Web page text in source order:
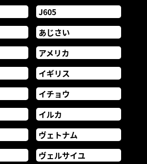
J605
あじさい
アメリカ
イギリス
イチョウ
イルカ
ヴェトナム
ヴェルサイユ